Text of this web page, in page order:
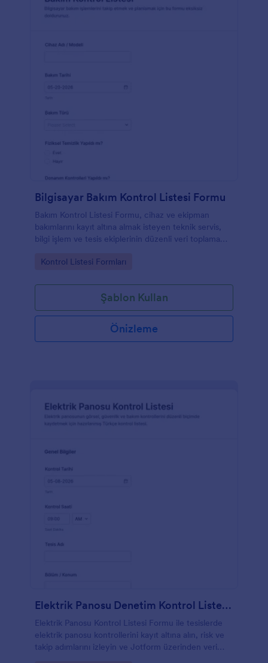
Bilgisayar Bakım Kontrol Listesi Formu
Bakım Kontrol Listesi Formu, cihaz ve ekipman
bakımlarını kayıt altına almak isteyen teknik servis,
bilgi işlem ve tesis ekiplerinin düzenli veri toplama
Go to Category:
Kontrol Listesi Formları
Şablon Kullan
Önizleme
Elektrik Panosu Denetim Kontrol Listesi Formu
Elektrik Panosu Kontrol Listesi Formu ile tesislerde
elektrik panosu kontrollerini kayıt altına alın, risk ve
takip adımlarını izleyin ve Jotform üzerinden veri